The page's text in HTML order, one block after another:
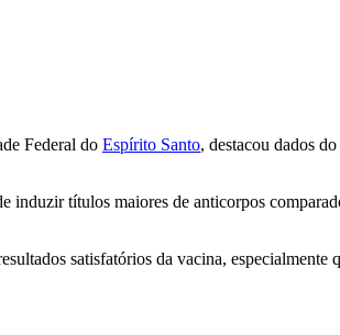
Federal do Espírito Santo, destacou dados
induzir títulos maiores de anticorpos
satisfatórios da vacina, especialmente